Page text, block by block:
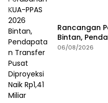
Rancangan
Bintan,
Diproyeksi
06/08/2026